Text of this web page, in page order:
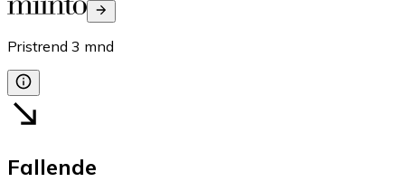
Pristrend 3 mnd
Fallende